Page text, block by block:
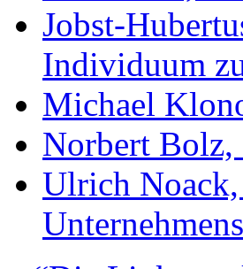
Jobst-
Individuum
Michael
Norbert Bolz,
Ulrich